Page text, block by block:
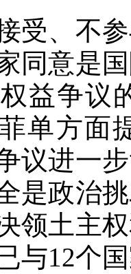
、不参
同意是
益争议
单方面
议进一
是政治
领土主
与12个